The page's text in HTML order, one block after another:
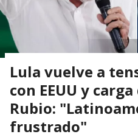
Lula vuelve a
con EEUU y
Rubio:
frustrado"